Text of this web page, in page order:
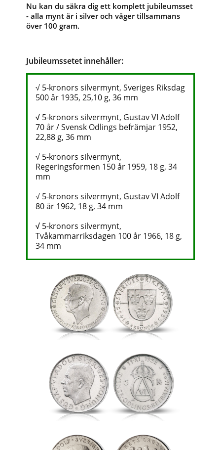
Nu kan du säkra dig ett komplett jubileumsset
- alla mynt är i silver och väger tillsammans
över 100 gram.
Jubileumssetet innehåller:
√ 5-kronors silvermynt, Sveriges Riksdag
500 år 1935, 25,10 g, 36 mm
√ 5-kronors silvermynt, Gustav VI Adolf
70 år / Svensk Odlings befrämjar 1952,
22,88 g, 36 mm
√ 5-kronors silvermynt,
Regeringsformen 150 år 1959, 18 g, 34
mm
√ 5-kronors silvermynt, Gustav VI Adolf
80 år 1962, 18 g, 34 mm
√ 5-kronors silvermynt,
Tvåkammarriksdagen 100 år 1966, 18 g,
34 mm